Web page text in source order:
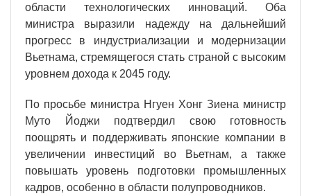
области технологических инноваций. Оба
министра выразили надежду на дальнейший
прогресс в индустриализации и модернизации
Вьетнама, стремящегося стать страной с высоким
уровнем дохода к 2045 году.
По просьбе министра Нгуен Хонг Зиена министр
Муто Йоджи подтвердил свою готовность
поощрять и поддерживать японские компании в
увеличении инвестиций во Вьетнам, а также
повышать уровень подготовки промышленных
кадров, особенно в области полупроводников.